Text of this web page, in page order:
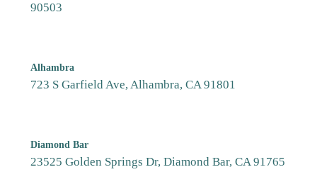
90503
Alhambra
723 S Garfield Ave, Alhambra, CA 91801
Diamond Bar
23525 Golden Springs Dr, Diamond Bar, CA 91765